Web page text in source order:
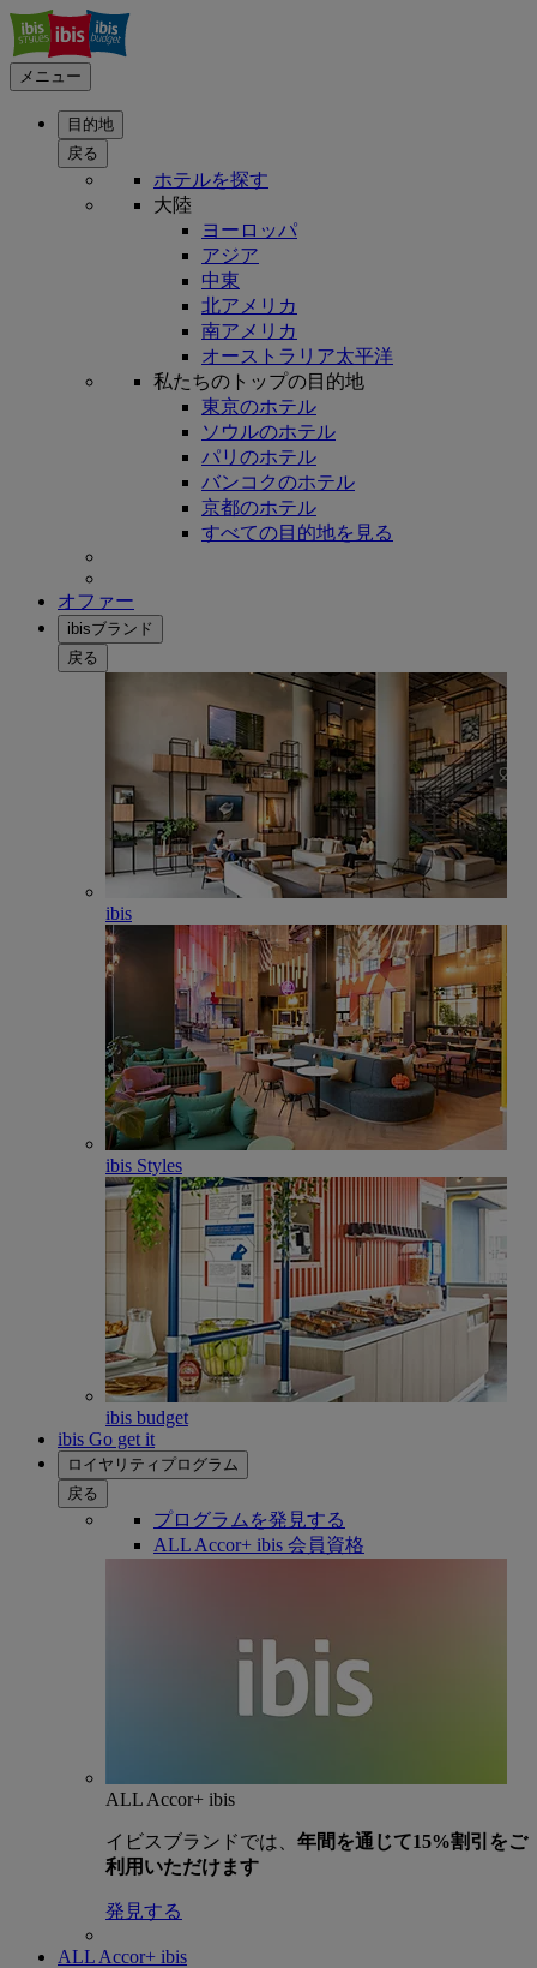
メニュー
目的地
戻る
ホテルを探す
大陸
ヨーロッパ
アジア
中東
北アメリカ
南アメリカ
オーストラリア太平洋
私たちのトップの目的地
東京のホテル
ソウルのホテル
パリのホテル
バンコクのホテル
京都のホテル
すべての目的地を見る
オファー
ibisブランド
戻る
ibis
ibis Styles
ibis budget
ibis Go get it
ロイヤリティプログラム
戻る
プログラムを発見する
ALL Accor+ ibis 会員資格
ALL Accor+ ibis
イビスブランドでは、 年間を通じて15%割引をご
利用いただけます
発見する
ALL Accor+ ibis